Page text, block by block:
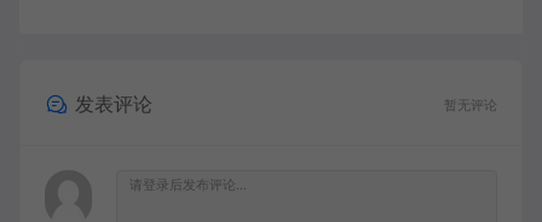
发表评论 暂无评论